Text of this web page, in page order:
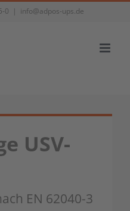
0 | info@adpos-ups.de
USV-
EN 62040-3